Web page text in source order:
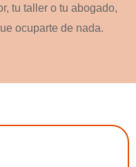
tu taller o tu abogado,
ocuparte de nada.